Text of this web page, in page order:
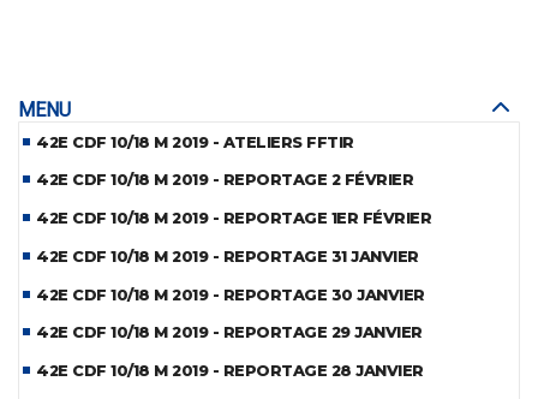
MENU
42E CDF 10/18 M 2019 - ATELIERS FFTIR
42E CDF 10/18 M 2019 - REPORTAGE 2 FÉVRIER
42E CDF 10/18 M 2019 - REPORTAGE 1ER FÉVRIER
42E CDF 10/18 M 2019 - REPORTAGE 31 JANVIER
42E CDF 10/18 M 2019 - REPORTAGE 30 JANVIER
42E CDF 10/18 M 2019 - REPORTAGE 29 JANVIER
42E CDF 10/18 M 2019 - REPORTAGE 28 JANVIER